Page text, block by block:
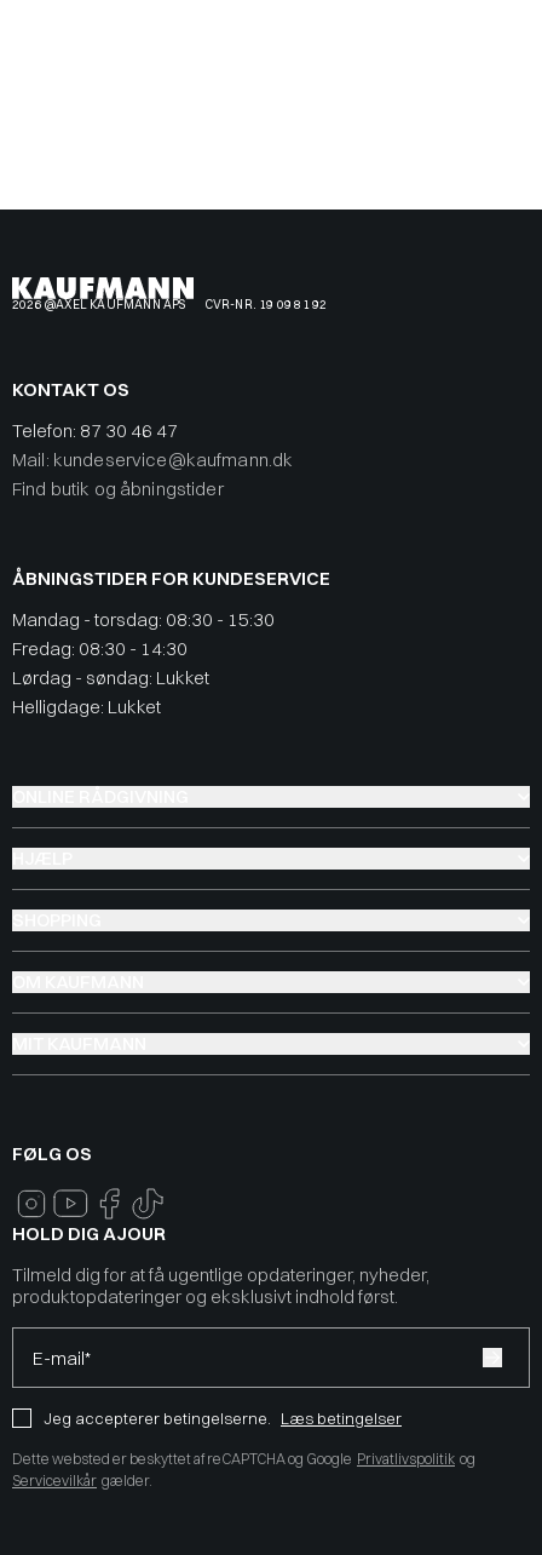
2026 @AXEL KAUFMANN APS CVR-NR. 19 09 81 92
KONTAKT OS
Telefon: 87 30 46 47
Mail: kundeservice@kaufmann.dk
Find butik og åbningstider
ÅBNINGSTIDER FOR KUNDESERVICE
Mandag - torsdag: 08:30 - 15:30
Fredag: 08:30 - 14:30
Lørdag - søndag: Lukket
Helligdage: Lukket
FØLG OS
HOLD DIG AJOUR
Tilmeld dig for at få ugentlige opdateringer, nyheder,
produktopdateringer og eksklusivt indhold først.
E-mail*
Jeg accepterer betingelserne. Læs betingelser
Dette websted er beskyttet af reCAPTCHA og Google Privatlivspolitik og
Servicevilkår gælder.